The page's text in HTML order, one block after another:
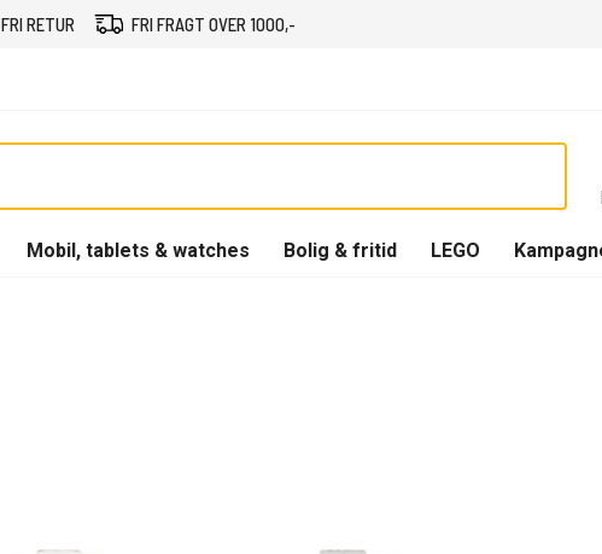
FRI RETUR FRI FRAGT OVER 1000,-
Mobil, tablets & watches Bolig & fritid LEGO